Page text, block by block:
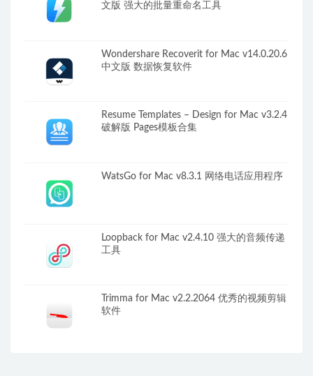
文版 强大的批量重命名工具
Wondershare Recoverit for Mac v14.0.20.6
中文版 数据恢复软件
Resume Templates – Design for Mac v3.2.4
破解版 Pages模板合集
WatsGo for Mac v8.3.1 网络电话应用程序
Loopback for Mac v2.4.10 强大的音频传递
工具
Trimma for Mac v2.2.2064 优秀的视频剪辑
软件